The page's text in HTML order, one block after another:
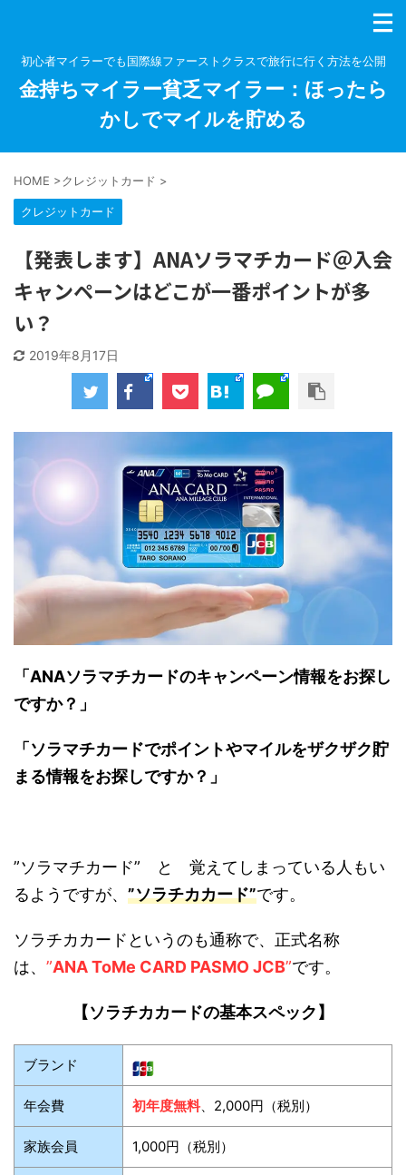
初心者マイラーでも国際線ファーストクラスで旅行に行く方法を公開
金持ちマイラー貧乏マイラー：ほったら
かしでマイルを貯める
HOME >クレジットカード >
クレジットカード
【発表します】ANAソラマチカード＠入会
キャンペーンはどこが一番ポイントが多
い？
2019年8月17日
「ANAソラマチカードのキャンペーン情報をお探し
ですか？」
「ソラマチカードでポイントやマイルをザクザク貯
まる情報をお探しですか？」
”ソラマチカード” と 覚えてしまっている人もい
るようですが、 ”ソラチカカード”です。
ソラチカカードというのも通称で、正式名称
は、 ”ANA ToMe CARD PASMO JCB”です。
【ソラチカカードの基本スペック】
ブランド
年会費 初年度無料、2,000円（税別）
家族会員 1,000円（税別）